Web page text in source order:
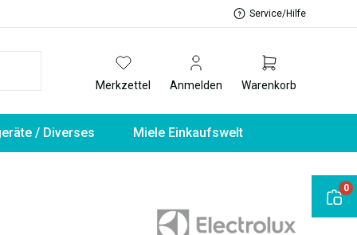
Service/Hilfe
Merkzettel Anmelden Warenkorb
/ Diverses Miele Einkaufswelt
0